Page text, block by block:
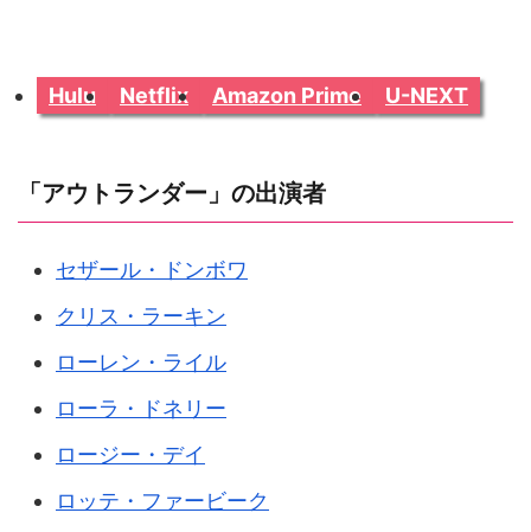
Hulu Netflix Amazon Prime U-NEXT
「アウトランダー」の出演者
セザール・ドンボワ
クリス・ラーキン
ローレン・ライル
ローラ・ドネリー
ロージー・デイ
ロッテ・ファービーク